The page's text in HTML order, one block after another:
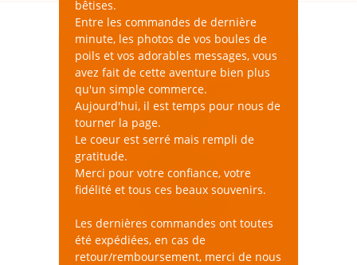
bêtises.
Entre les commandes de dernière
minute, les photos de vos boules de
poils et vos adorables messages, vous
avez fait de cette aventure bien plus
qu'un simple commerce.
Aujourd'hui, il est temps pour nous de
tourner la page.
Le coeur est serré mais rempli de
gratitude.
Merci pour votre confiance, votre
fidélité et tous ces beaux souvenirs.
Les dernières commandes ont toutes
été expédiées, en cas de
retour/remboursement, merci de nous